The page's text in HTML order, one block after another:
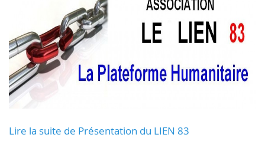
Lire la suite de Présentation du LIEN 83